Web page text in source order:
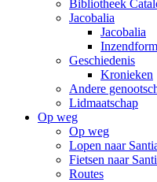
Bibliotheek
Jacobalia
Jacobalia
Geschiedenis
Kronieken
Andere
Lidmaatschap
Op weg
Op weg
Lopen naar
Fietsen naar
Routes